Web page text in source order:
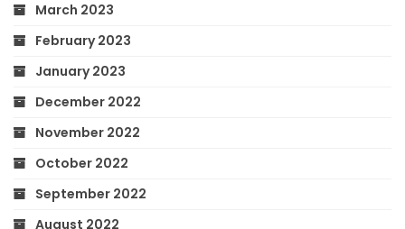
March 2023
February 2023
January 2023
December 2022
November 2022
October 2022
September 2022
August 2022